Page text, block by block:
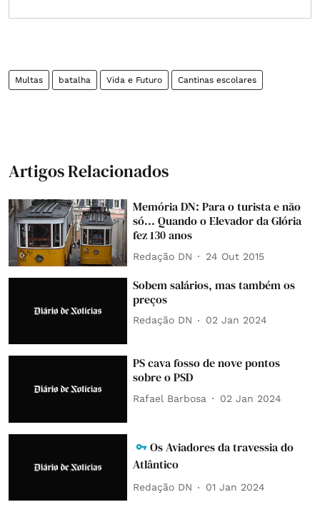
Multas batalha Vida e Futuro Cantinas escolares
Artigos Relacionados
Memória DN: Para o turista e não
só... Quando o Elevador da Glória
fez 130 anos
Redação DN 24 Out 2015
Sobem salários, mas também os
preços
Redação DN 02 Jan 2024
PS cava fosso de nove pontos
sobre o PSD
Rafael Barbosa 02 Jan 2024
Os Aviadores da travessia do
Atlântico
Redação DN 01 Jan 2024